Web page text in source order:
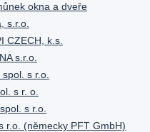
okna a dveře
s.r.o.
CZECH, k.s.
s.r.o.
s r.o.
s r. o.
s r.o.
r.o. (německy PFT GmbH)